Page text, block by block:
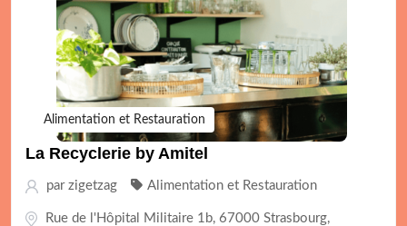
Alimentation et Restauration
La Recyclerie by Amitel
par zigetzag Alimentation et Restauration
Rue de l'Hôpital Militaire 1b, 67000 Strasbourg,